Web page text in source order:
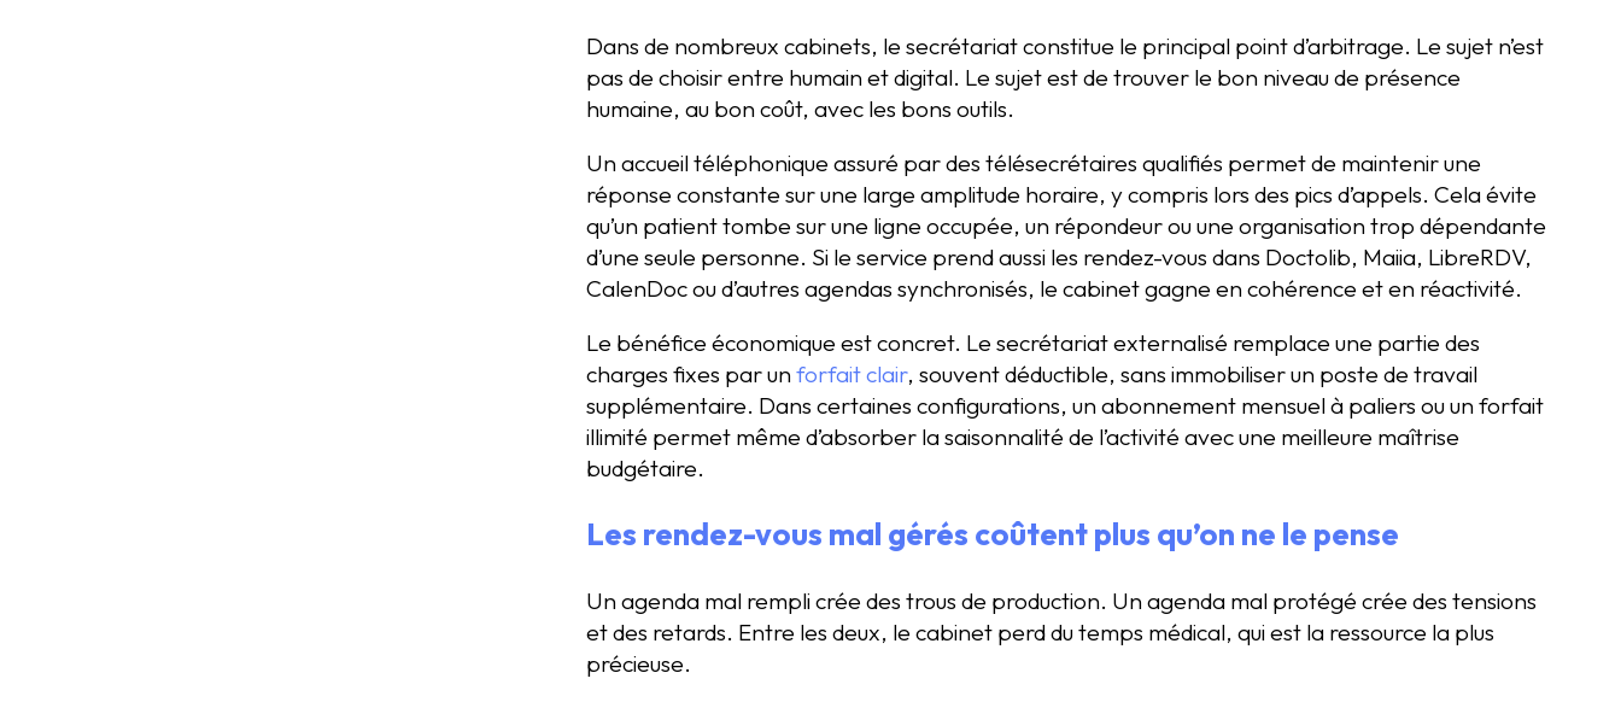
Dans de nombreux cabinets, le secrétariat constitue le principal point d’arbitrage. Le sujet n’est
pas de choisir entre humain et digital. Le sujet est de trouver le bon niveau de présence
humaine, au bon coût, avec les bons outils.
Un accueil téléphonique assuré par des télésecrétaires qualifiés permet de maintenir une
réponse constante sur une large amplitude horaire, y compris lors des pics d’appels. Cela évite
qu’un patient tombe sur une ligne occupée, un répondeur ou une organisation trop dépendante
d’une seule personne. Si le service prend aussi les rendez-vous dans Doctolib, Maiia, LibreRDV,
CalenDoc ou d’autres agendas synchronisés, le cabinet gagne en cohérence et en réactivité.
Le bénéfice économique est concret. Le secrétariat externalisé remplace une partie des
charges fixes par unforfait clair, souvent déductible, sans immobiliser un poste de travail
supplémentaire. Dans certaines configurations, un abonnement mensuel à paliers ou un forfait
illimité permet même d’absorber la saisonnalité de l’activité avec une meilleure maîtrise
budgétaire.
Les rendez-vous mal gérés coûtent plus qu’on ne le pense
Un agenda mal rempli crée des trous de production. Un agenda mal protégé crée des tensions
et des retards. Entre les deux, le cabinet perd du temps médical, qui est la ressource la plus
précieuse.